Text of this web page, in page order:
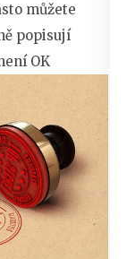
můžete
popisují
OK